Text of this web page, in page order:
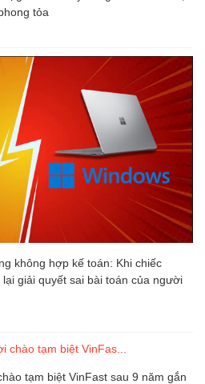
tỏa
không hợp kế toán: Khi chiếc
giải quyết sai bài toán của người
tạm biệt VinFast sau 9 năm gắn